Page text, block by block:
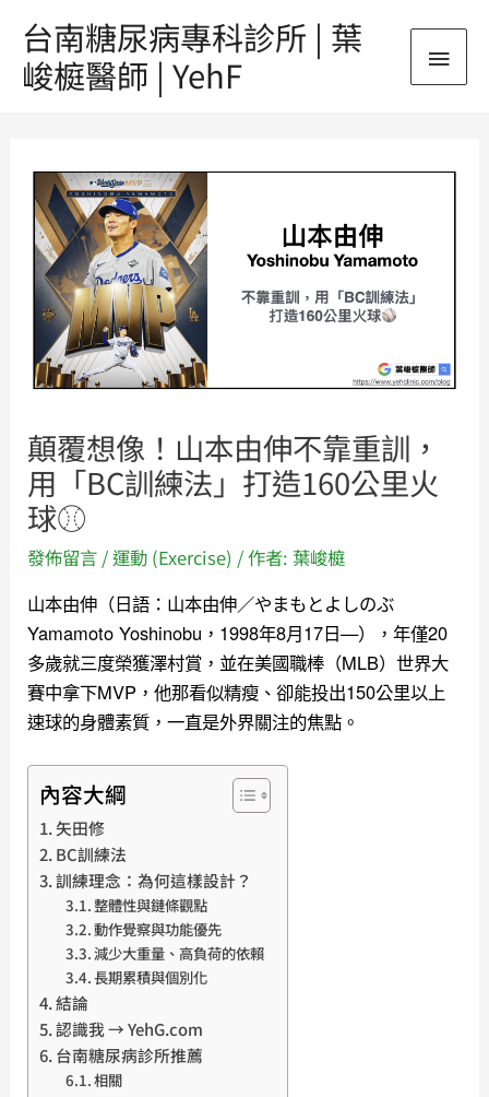
台南糖尿病專科診所 | 葉
峻榳醫師 | YehF
主
要
顛覆想像！山本由伸不靠重訓，
用「BC訓練法」打造160公里火
球⚾️
發佈留言 /運動 (Exercise) / 作者: 葉峻榳
山本由伸（日語：山本由伸／やまもとよしのぶ
Yamamoto Yoshinobu，1998年8月17日—），年僅20
多歲就三度榮獲澤村賞，並在美國職棒（MLB）世界大
賽中拿下MVP，他那看似精瘦、卻能投出150公里以上
速球的身體素質，一直是外界關注的焦點。
內容大綱
矢田修
BC訓練法
訓練理念：為何這樣設計？
整體性與鏈條觀點
動作覺察與功能優先
減少大重量、高負荷的依賴
長期累積與個別化
結論
認識我 → YehG.com
台南糖尿病診所推薦
相關